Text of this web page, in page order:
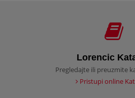
Lorencic
Pregledajte ili preuzmite
Pristupi online